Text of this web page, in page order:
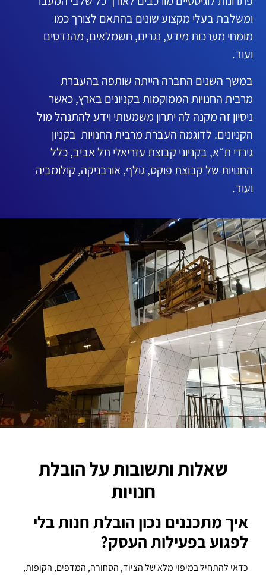
ומשלבת בעלי מקצוע שונים בהתאם לצורך כמו
מומחי מערכות מידע, נגרים, חשמלאים, מהנדסים
ועוד.
במשך השנים החברה הייתה שותפה בהעברת
מרבית החנויות הממוקמות בקניונים בארץ, כאשר
ניסיון זה מקנה לה יתרון משמעותי וידע להתנהל מול
הקניונים. לדוגמה העברת מרבית החנויות בקניון
גינדי ת״א, בקניוני קבוצת עזריאלי תל אביב, כלל
החנויות של קבוצת פוקס, גולף, אורבניקה, קולומביה
ועוד.
שאלות ותשובות על הובלת
חנויות
איך מתכננים נכון הובלת חנות בלי
לפגוע בפעילות העסק?
כדאי להתחיל במיפוי מלא של הציוד, הסחורה, המדפים, הקופות,